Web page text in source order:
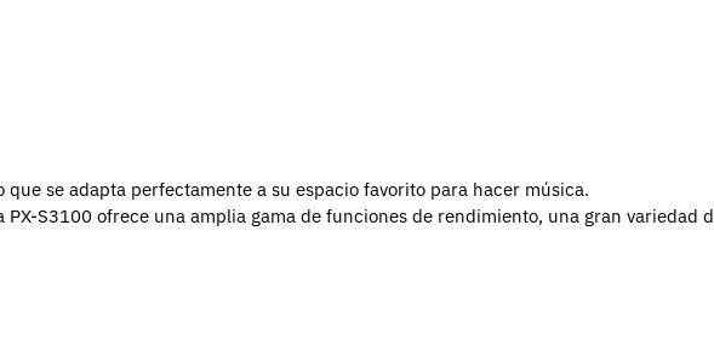
se adapta perfectamente a su espacio favorito para hacer música.
S3100 ofrece una amplia gama de funciones de rendimiento, una gran variedad